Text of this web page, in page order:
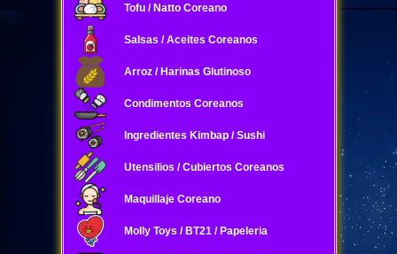
Tofu / Natto Coreano
Salsas / Aceites Coreanos
Arroz / Harinas Glutinoso
Condimentos Coreanos
Ingredientes Kimbap / Sushi
Utensilios / Cubiertos Coreanos
Maquillaje Coreano
Molly Toys / BT21 / Papeleria